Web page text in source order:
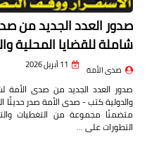
صدور العدد الجديد من
شاملة للقضايا المحلية
صدى الأمة 11 أبريل 2026
صدور العدد الجديد من صدى الأمة
والدولية كتب - صدى الأمة صدر حديثًا
متضمنًا مجموعة من التغطيات
التطورات على …